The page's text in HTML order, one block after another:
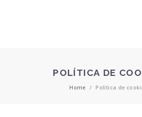
POLÍTICA DE
Home / Política de